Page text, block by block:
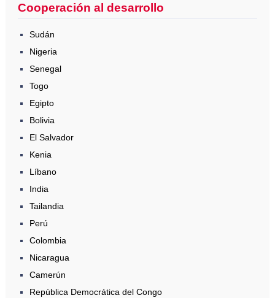
Cooperación al desarrollo
Sudán
Nigeria
Senegal
Togo
Egipto
Bolivia
El Salvador
Kenia
Líbano
India
Tailandia
Perú
Colombia
Nicaragua
Camerún
República Democrática del Congo